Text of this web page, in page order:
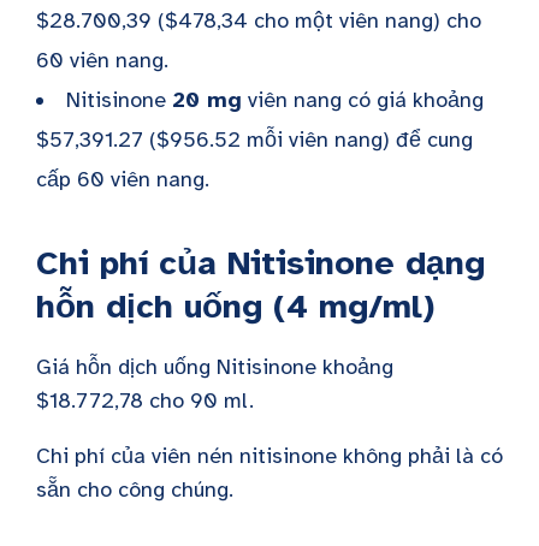
$28.700,39 ($478,34 cho một viên nang) cho
60 viên nang.
Nitisinone 20 mg viên nang có giá khoảng
$57,391.27 ($956.52 mỗi viên nang) để cung
cấp 60 viên nang.
Chi phí của Nitisinone dạng
hỗn dịch uống (4 mg/ml)
Giá hỗn dịch uống Nitisinone khoảng
$18.772,78 cho 90 ml.
Chi phí của viên nén nitisinone không phải là có
sẵn cho công chúng.